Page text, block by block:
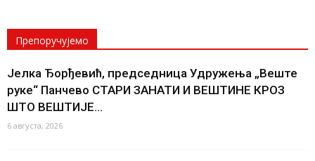
Препоручујемо
Јелка Ђорђевић, председница Удружења „Веште
руке“ Панчево СТАРИ ЗАНАТИ И ВЕШТИНЕ КРОЗ
ШТО ВЕШТИЈЕ...
6 августа, 2026